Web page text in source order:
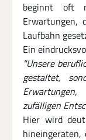
beginnt oft
Erwartungen,
Laufbahn
Ein
"Unsere
gestaltet,
zufälligen
Hier wird